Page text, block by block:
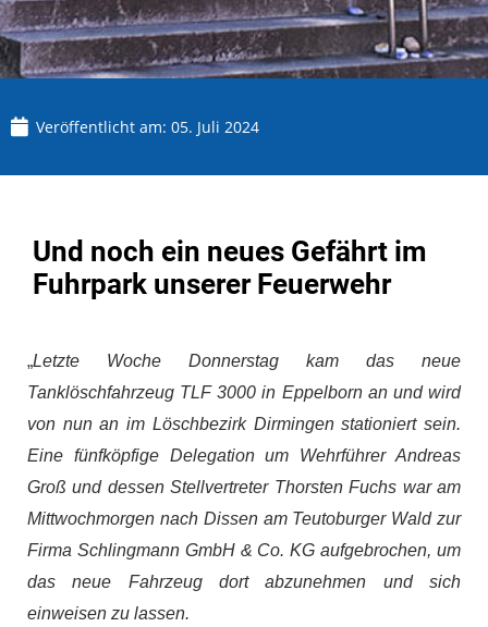
Veröffentlicht am: 05. Juli 2024
Und noch ein neues Gefährt im
Fuhrpark unserer Feuerwehr
„Letzte Woche Donnerstag kam das neue
Tanklöschfahrzeug TLF 3000 in Eppelborn an und wird
von nun an im Löschbezirk Dirmingen stationiert sein.
Eine fünfköpfige Delegation um Wehrführer Andreas
Groß und dessen Stellvertreter Thorsten Fuchs war am
Mittwochmorgen nach Dissen am Teutoburger Wald zur
Firma Schlingmann GmbH & Co. KG aufgebrochen, um
das neue Fahrzeug dort abzunehmen und sich
einweisen zu lassen.